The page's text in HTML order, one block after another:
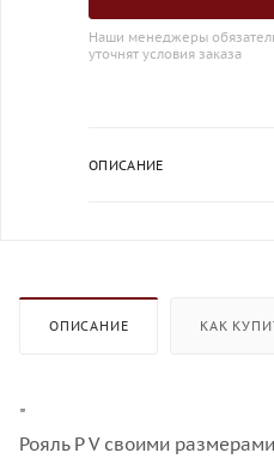
Наши менеджеры
уточнят условия заказа
ОПИСАНИЕ
ОПИСАНИЕ КАК
"
Рояль P V своими